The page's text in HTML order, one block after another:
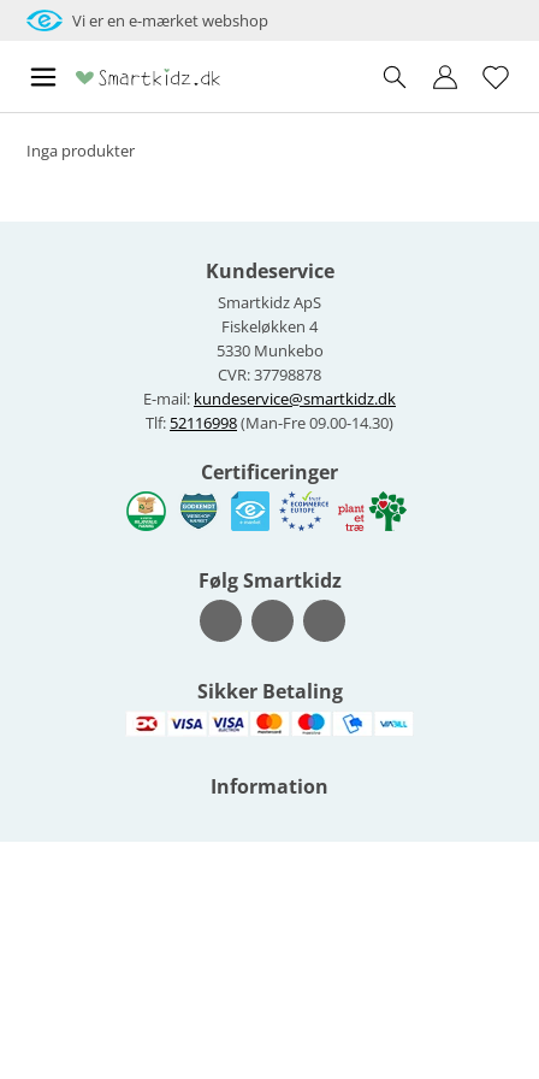
Vi er en e-mærket webshop
Inga produkter
Kundeservice
Smartkidz ApS
Fiskeløkken 4
5330 Munkebo
CVR: 37798878
E-mail: kundeservice@smartkidz.dk
Tlf: 52116998(Man-Fre 09.00-14.30)
Certificeringer
Følg Smartkidz
Sikker Betaling
Information